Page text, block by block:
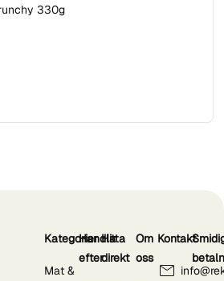
330g
Kategorier
Mat &
Handla
efter
Hitta
direkt
Om
oss
Kontakt